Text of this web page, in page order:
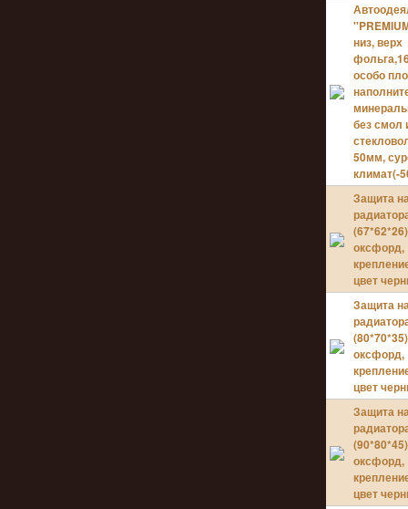
низ, верх
особо
без смол
50мм,
климат(-
Защита
оксфорд,
цвет
Защита
оксфорд,
цвет
Защита
оксфорд,
цвет